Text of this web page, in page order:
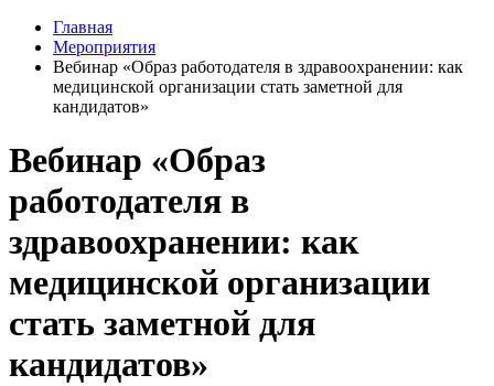
Главная
Мероприятия
Вебинар «Образ работодателя в здравоохранении: как
медицинской организации стать заметной для
кандидатов»
Вебинар «Образ
работодателя в
здравоохранении: как
медицинской организации
стать заметной для
кандидатов»